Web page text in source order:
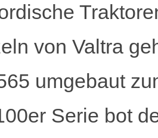
von Valtra
umgebaut
Serie bot